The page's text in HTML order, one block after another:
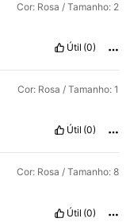
Cor: Rosa / Tamanho: 2
Útil (0)
Cor: Rosa / Tamanho: 1
Útil (0)
Cor: Rosa / Tamanho: 8
Útil (0)